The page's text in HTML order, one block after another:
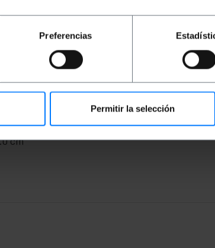
Preferencias
Permitir la selección
plecionej tkaninie. Jest to wewnętrzny
Przekrój kabla elektrycznego
x wysokość): 19.0 x 19.0 x 4.0 cm
cm